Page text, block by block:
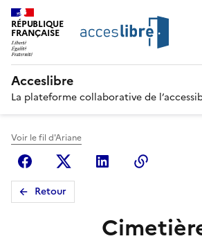
RÉPUBLIQUE
FRANÇAISE
Acceslibre
La plateforme collaborative de
Voir le fil d'Ariane
FacebookX (anciennement
Linkedin
Retour